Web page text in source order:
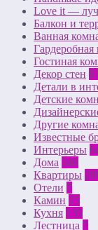
Love it —
Балкон и
Ванная
Гардеробная
Гостиная
Декор стен
Детали в
Детские
Другие
Известные
Интерьеры
Дома 340
Квартиры
Отели 7
Камин 15
Кухня 135
Лестница 7